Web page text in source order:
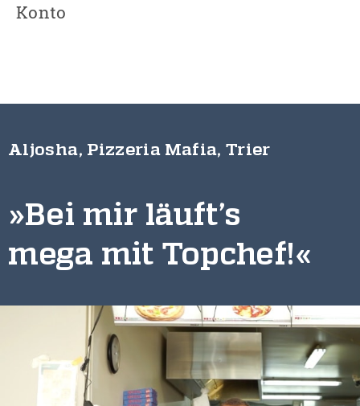
Konto
Aljosha, Pizzeria Mafia, Trier
»Bei mir läuft’s
mega mit Topchef!«